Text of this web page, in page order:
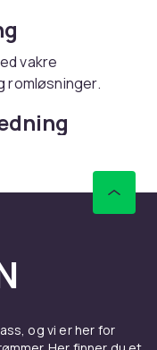
vakre
romløsninger.
og vi er her for